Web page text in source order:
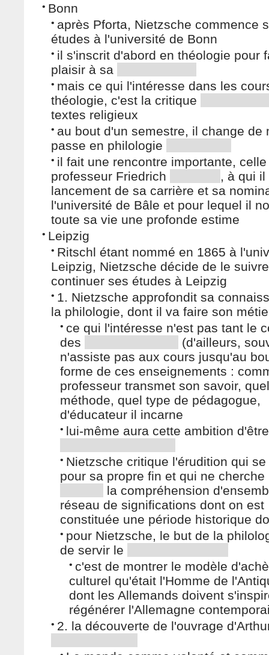
• Bonn
• après Pforta, Nietzsche commence
études à l'université de Bonn
• il s'inscrit d'abord en théologie pour
plaisir à sa
• mais ce qui l'intéresse dans les
théologie, c'est la critique
textes religieux
• au bout d'un semestre, il change de
passe en philologie
• il fait une rencontre importante,
professeur Friedrich
, à qui
lancement de sa carrière et sa
l'université de Bâle et pour lequel il
toute sa vie une profonde estime
• Leipzig
• Ritschl étant nommé en 1865 à
Leipzig, Nietzsche décide de le
continuer ses études à Leipzig
• 1. Nietzsche approfondit sa
la philologie, dont il va faire son
• ce qui l'intéresse n'est pas tant le
des
(d'ailleurs,
n'assiste pas aux cours jusqu'au
forme de ces enseignements :
professeur transmet son savoir,
méthode, quel type de pédagogue,
d'éducateur il incarne
• lui-même aura cette ambition
• Nietzsche critique l'érudition qui se
pour sa propre fin et qui ne cherche
la compréhension
réseau de significations dont on est
constituée une période historique
• pour Nietzsche, le but de la
de servir le
• c'est de montrer le modèle
culturel qu'était l'Homme de
dont les Allemands doivent
régénérer l'Allemagne
• 2. la découverte de l'ouvrage